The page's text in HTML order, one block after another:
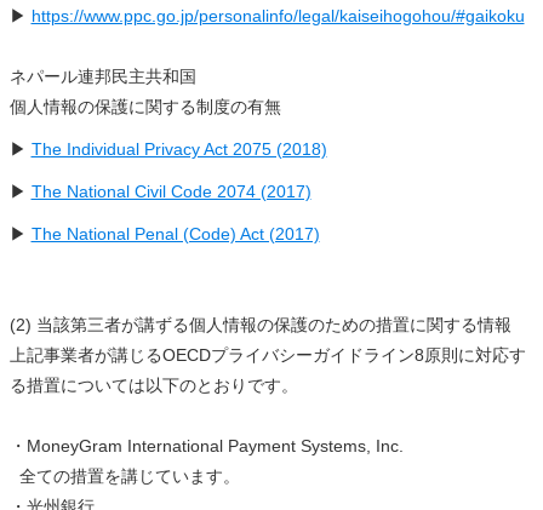
▶ https://www.ppc.go.jp/personalinfo/legal/kaiseihogohou/#gaikoku
ネパール連邦民主共和国
個人情報の保護に関する制度の有無
▶ The Individual Privacy Act 2075 (2018)
▶ The National Civil Code 2074 (2017)
▶ The National Penal (Code) Act (2017)
(2) 当該第三者が講ずる個人情報の保護のための措置に関する情報
上記事業者が講じるOECDプライバシーガイドライン8原則に対応す
る措置については以下のとおりです。
・MoneyGram International Payment Systems, Inc.
全ての措置を講じています。